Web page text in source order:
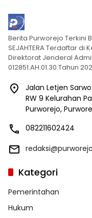
Berita Purworejo Terkini
SEJAHTERA Terdaftar di
Direktorat Jenderal
012851.AH.01.30.Tahun
Jalan Letjen
RW 9 Kelurahan
Purworejo,
082211602424
Kategori
Pemerintahan
Hukum